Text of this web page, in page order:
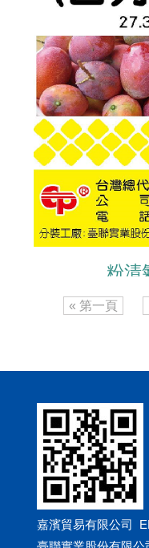
粉清
« 第一頁
嘉濱貿易有限公司